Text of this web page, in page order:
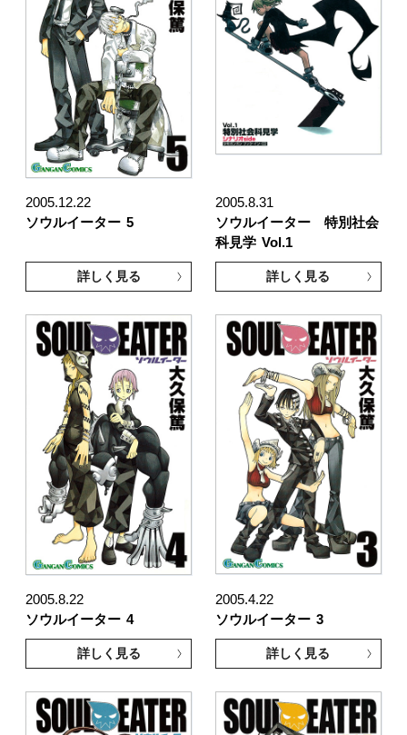
2005.12.22
ソウルイーター 5
詳しく見る
2005.8.31
ソウルイーター 特別社会
科見学 Vol.1
詳しく見る
2005.8.22
ソウルイーター 4
詳しく見る
2005.4.22
ソウルイーター 3
詳しく見る